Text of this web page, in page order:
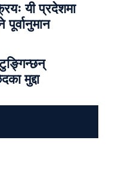
यी प्रदेशमा
पूर्वानुमान
मुद्दा